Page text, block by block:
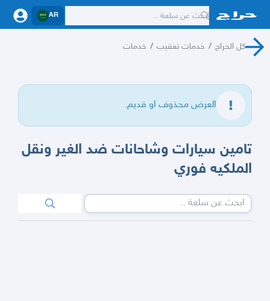
AR
كل الحراج / خدمات تعقيب / خدمات
العرض محذوف او قديم.
تامين سيارات وشاحانات ضد الغير ونقل
الملكيه فوري